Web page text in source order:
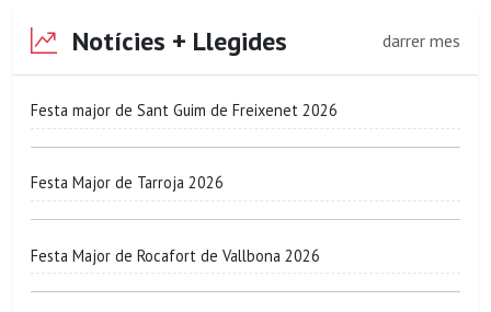
Notícies + Llegides darrer mes
Festa major de Sant Guim de Freixenet 2026
Festa Major de Tarroja 2026
Festa Major de Rocafort de Vallbona 2026